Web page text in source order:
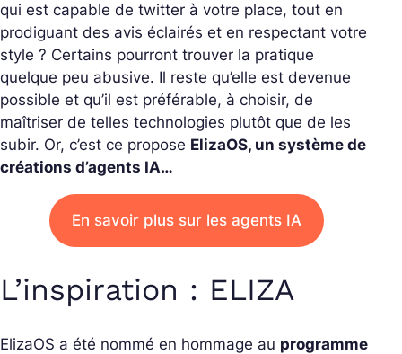
qui est capable de twitter à votre place, tout en
prodiguant des avis éclairés et en respectant votre
style ? Certains pourront trouver la pratique
quelque peu abusive. Il reste qu’elle est devenue
possible et qu’il est préférable, à choisir, de
maîtriser de telles technologies plutôt que de les
subir. Or, c’est ce propose ElizaOS, un système de
créations d’agents IA…
En savoir plus sur les agents IA
L’inspiration : ELIZA
ElizaOS a été nommé en hommage au programme